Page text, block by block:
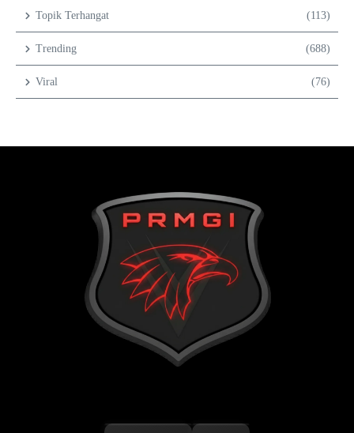
Topik Terhangat (113)
Trending (688)
Viral (76)